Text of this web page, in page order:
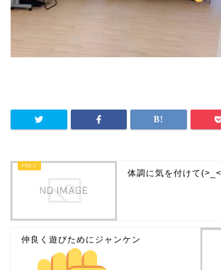
体調に気を付けて
仲良く遊びためにジャンケン